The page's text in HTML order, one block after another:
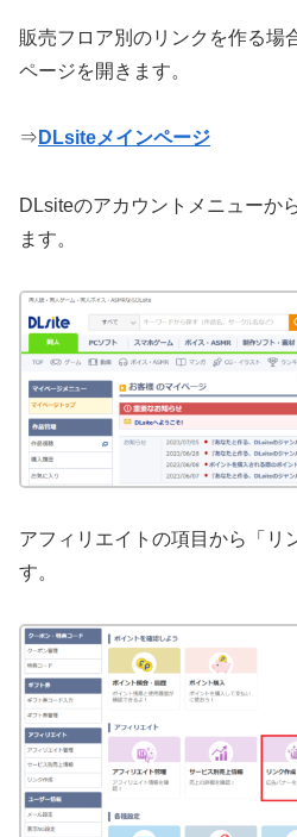
販売フロア別のリンクを作る場
ページを開きます。
⇒ DLsiteメインページ
DLsiteのアカウントメニューか
ます。
アフィリエイトの項目から「リ
す。